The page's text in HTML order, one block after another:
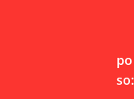
so: